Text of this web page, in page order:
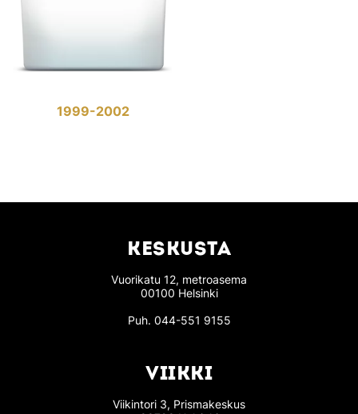
1999-2002
KESKUSTA
Vuorikatu 12, metroasema
00100 Helsinki
Puh. 044-551 9155
VIIKKI
Viikintori 3, Prismakeskus